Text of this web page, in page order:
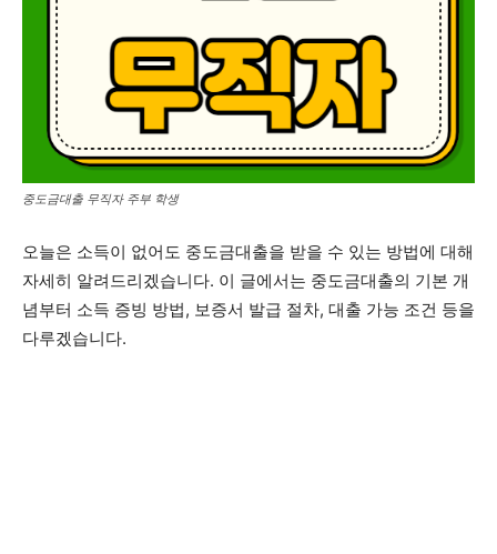
중도금대출 무직자 주부 학생
오늘은 소득이 없어도 중도금대출을 받을 수 있는 방법에 대해
자세히 알려드리겠습니다. 이 글에서는 중도금대출의 기본 개
념부터 소득 증빙 방법, 보증서 발급 절차, 대출 가능 조건 등을
다루겠습니다.